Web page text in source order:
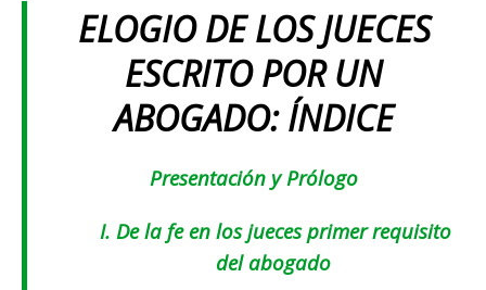
ELOGIO DE LOS JUECES
ESCRITO POR UN
ABOGADO:ÍNDICE
Presentación y Prólogo
I. De la fe en los jueces primer requisito
del abogado